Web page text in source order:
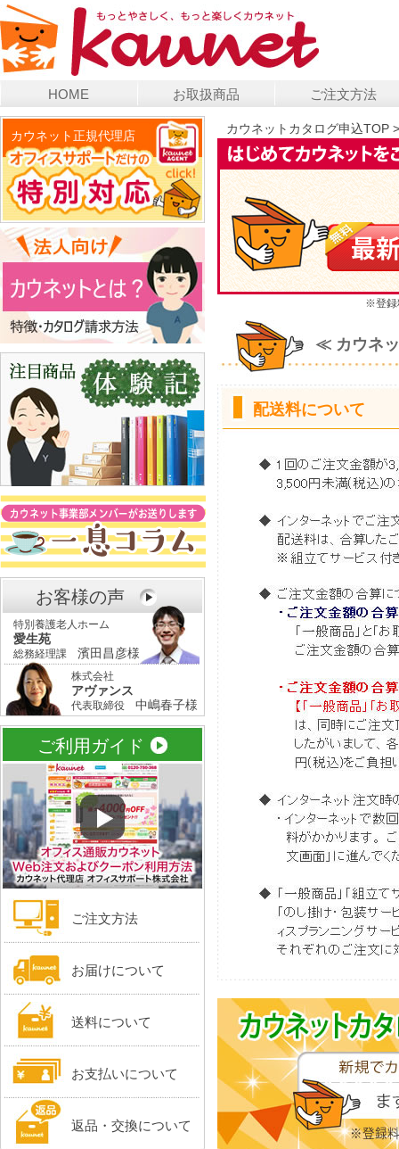
HOME お取扱商品 ご注文方法
カウネット正規代理店
お客様の声
特別養護老人ホーム
愛生苑
総務経理課 濱田昌彦様
株式会社
アヴァンス
代表取締役 中嶋春子様
ご利用ガイド
ご注文方法
お届けについて
送料について
お支払いについて
返品・交換について
カウネットカタログ申込TOP >
※登録
≪ カウネ
配送料について